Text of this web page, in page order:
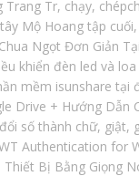
Trang Tr, chạy,
Mộ Hoang tập cuối,
Ngọt Đơn Giản
khiển đèn led và
mềm isunshare tại
Drive + Hướng Dẫn
số thành chữ, giật,
Authentication for
Bị Bằng Giọng